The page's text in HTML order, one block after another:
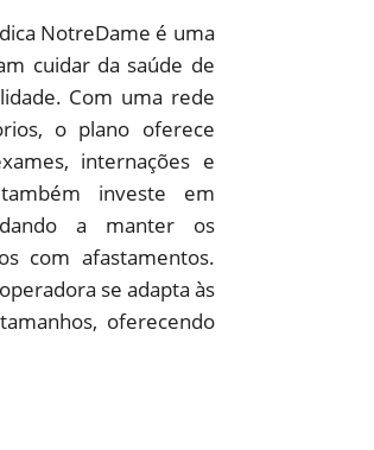
NotreDame é uma
cuidar da saúde de
Com uma rede
o plano oferece
internações e
investe em
a manter os
com afastamentos.
se adapta às
oferecendo